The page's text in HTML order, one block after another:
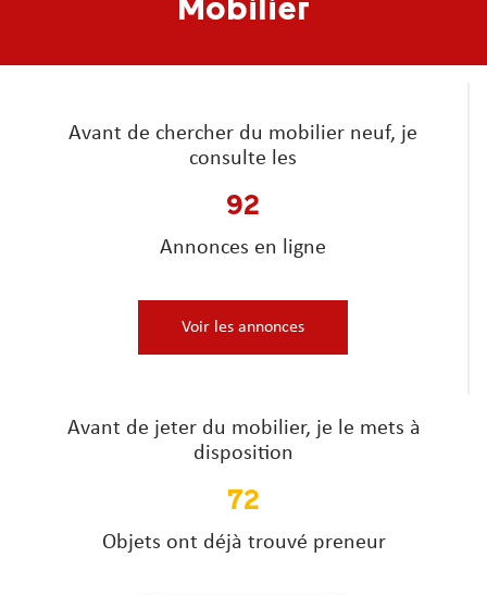
Mobilier
Avant de chercher du mobilier neuf, je
consulte les
92
Annonces en ligne
Voir les annonces
Avant de jeter du mobilier, je le mets à
disposition
72
Objets ont déjà trouvé preneur